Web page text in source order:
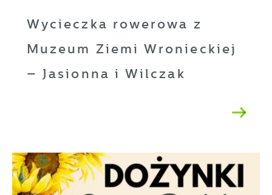
Wycieczka rowerowa z
Muzeum Ziemi Wronieckiej
– Jasionna i Wilczak